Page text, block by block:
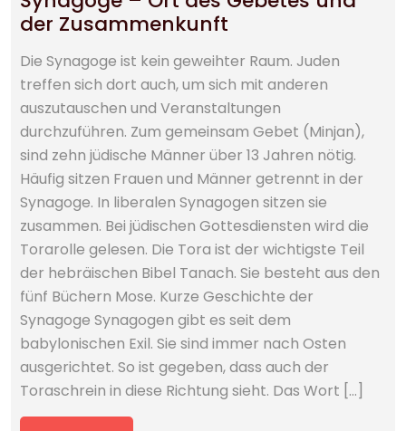
der Zusammenkunft
Die Synagoge ist kein geweihter Raum. Juden
treffen sich dort auch, um sich mit anderen
auszutauschen und Veranstaltungen
durchzuführen. Zum gemeinsam Gebet (Minjan),
sind zehn jüdische Männer über 13 Jahren nötig.
Häufig sitzen Frauen und Männer getrennt in der
Synagoge. In liberalen Synagogen sitzen sie
zusammen. Bei jüdischen Gottesdiensten wird die
Torarolle gelesen. Die Tora ist der wichtigste Teil
der hebräischen Bibel Tanach. Sie besteht aus den
fünf Büchern Mose. Kurze Geschichte der
Synagoge Synagogen gibt es seit dem
babylonischen Exil. Sie sind immer nach Osten
ausgerichtet. So ist gegeben, dass auch der
Toraschrein in diese Richtung sieht. Das Wort […]